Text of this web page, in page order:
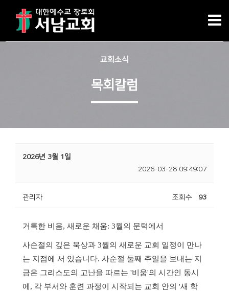
교회소식
목회칼럼
2026년 3월 1일
2026-03-28 09:49:07
관리자 조회수 93
거룩한 비움, 새로운 채움: 3월의 문턱에서
사순절의 깊은 묵상과 3월의 새로운 교회 일정이 만나
는 지점에 서 있습니다. 사순절 둘째 주일을 보내는 지
금은 그리스도의 고난을 따르는 '비움'의 시간인 동시
에 , 각 부서와 훈련 과정이 시작되는 교회 안의 '새 학